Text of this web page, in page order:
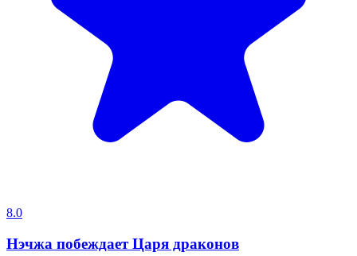
8.0
Нэчжа побеждает Царя драконов